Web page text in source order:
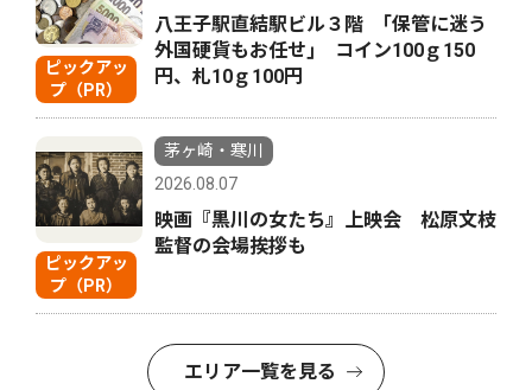
ピックアッ
プ（PR）
八王子駅直結駅ビル３階 ｢保管に迷う
外国硬貨もお任せ｣ コイン100ｇ150
円、札10ｇ100円
ピックアッ
プ（PR）
茅ヶ崎・寒川
2026.08.07
映画『黒川の女たち』上映会 松原文枝
監督の会場挨拶も
エリア一覧を見る